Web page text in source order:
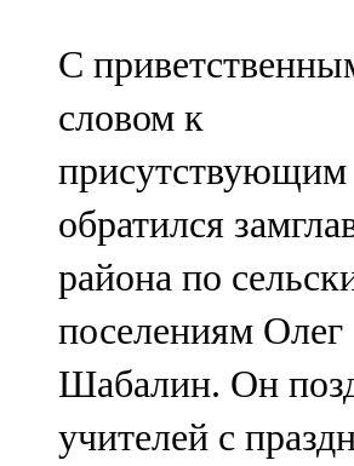
С
словом к
присутствующим
обратился
района по
поселениям Олег
Шабалин. Он
учителей с